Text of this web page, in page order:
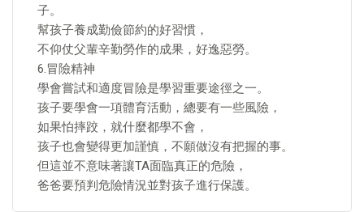
子。
幫孩子養成勤儉節約的好習慣，
不仰仗父輩辛勤勞作的成果，好逸惡勞。
6.冒險精神
學會嘗試和適度冒險是學習重要途徑之一。
孩子要學會一項體育活動，總要有一些風險，
如果怕摔跤，就什麼都學不會，
孩子也會變得更加謹慎，不願做沒有把握的事。
但這並不意味著讓TA面臨真正的危險，
爸爸要預判危險情況並對孩子進行保護。